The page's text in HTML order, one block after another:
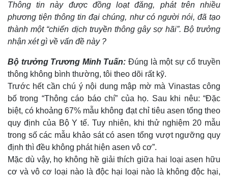
Thông tin này được đồng loạt đăng, phát trên nhiều
phương tiện thông tin đại chúng, như có người nói, đã tạo
thành một “chiến dịch truyền thông gây sợ hãi”. Bộ trưởng
nhận xét gì về vấn đề này ?
Bộ trưởng Trương Minh Tuấn: Đúng là một sự cố truyền
thông không bình thường, tôi theo dõi rất kỹ.
Trước hết cần chú ý nội dung mập mờ mà Vinastas công
bố trong “Thông cáo báo chí” của họ. Sau khi nêu: “Đặc
biệt, có khoảng 67% mẫu không đạt chỉ tiêu asen tổng theo
quy định của Bộ Y tế. Tuy nhiên, khi thử nghiệm 20 mẫu
trong số các mẫu khảo sát có asen tổng vượt ngưỡng quy
định thì đều không phát hiện asen vô cơ”.
Mặc dù vậy, họ không hề giải thích giữa hai loại asen hữu
cơ và vô cơ loại nào là độc hại loại nào là không độc hại,